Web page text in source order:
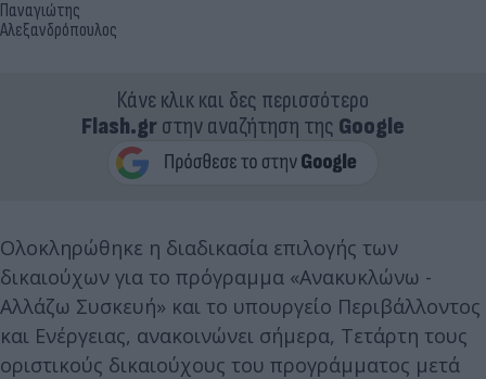
Παναγιώτης
Αλεξανδρόπουλος
Κάνε κλικ και δες περισσότερο
Flash.grστην αναζήτηση της Google
Ολοκληρώθηκε η διαδικασία επιλογής των
δικαιούχων για το πρόγραμμα «Ανακυκλώνω -
Αλλάζω Συσκευή» και το υπουργείο Περιβάλλοντος
και Ενέργειας, ανακοινώνει σήμερα, Τετάρτη τους
οριστικούς δικαιούχους του προγράμματος μετά